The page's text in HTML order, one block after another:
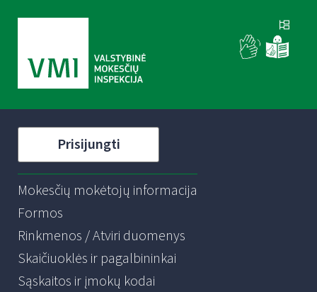
Prisijungti
Mokesčių mokėtojų informacija
Formos
Rinkmenos / Atviri duomenys
Skaičiuoklės ir pagalbininkai
Sąskaitos ir įmokų kodai